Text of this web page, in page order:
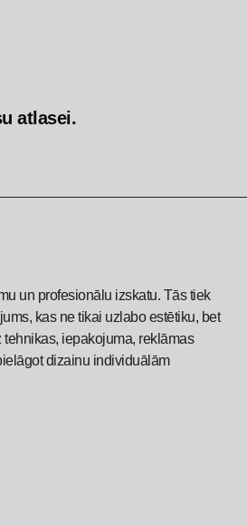
atlasei.
un profesionālu izskatu. Tās tiek
kas ne tikai uzlabo estētiku, bet
iepakojuma, reklāmas
dizainu individuālām